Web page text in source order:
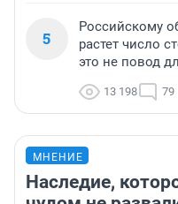
5
Российскому
растет число
это не повод
13 198 79
МНЕНИЕ
Наследие,